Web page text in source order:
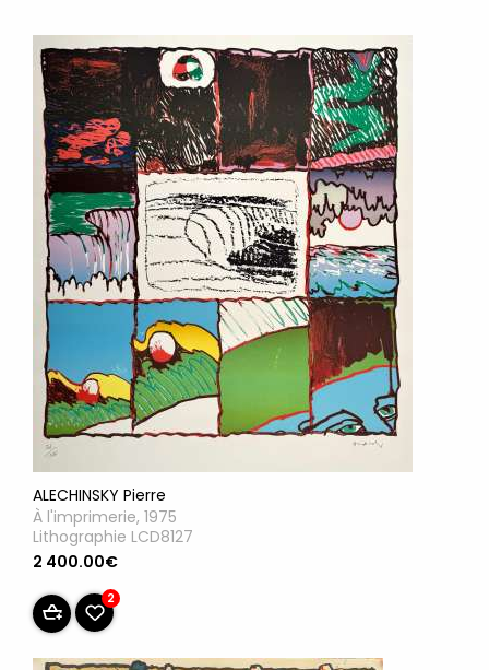
ALECHINSKY Pierre
À l'imprimerie, 1975
Lithographie LCD8127
2 400.00€
2